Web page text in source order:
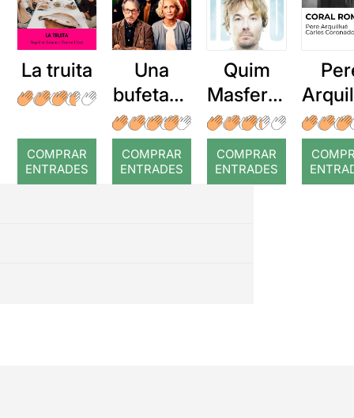
La truita
COMPRAR
ENTRADES
Una
bufetada
a temps
COMPRAR
ENTRADES
Quim
Masferre
r: Temps
COMPRAR
ENTRADES
: